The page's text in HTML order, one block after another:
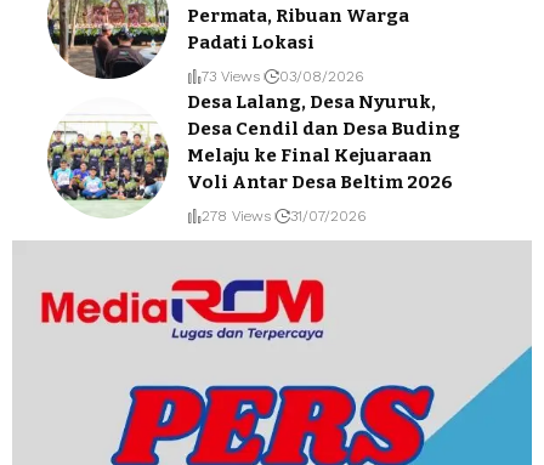
Permata, Ribuan Warga
Padati Lokasi
73 Views 03/08/2026
Desa Lalang, Desa Nyuruk,
Desa Cendil dan Desa Buding
Melaju ke Final Kejuaraan
Voli Antar Desa Beltim 2026
278 Views 31/07/2026